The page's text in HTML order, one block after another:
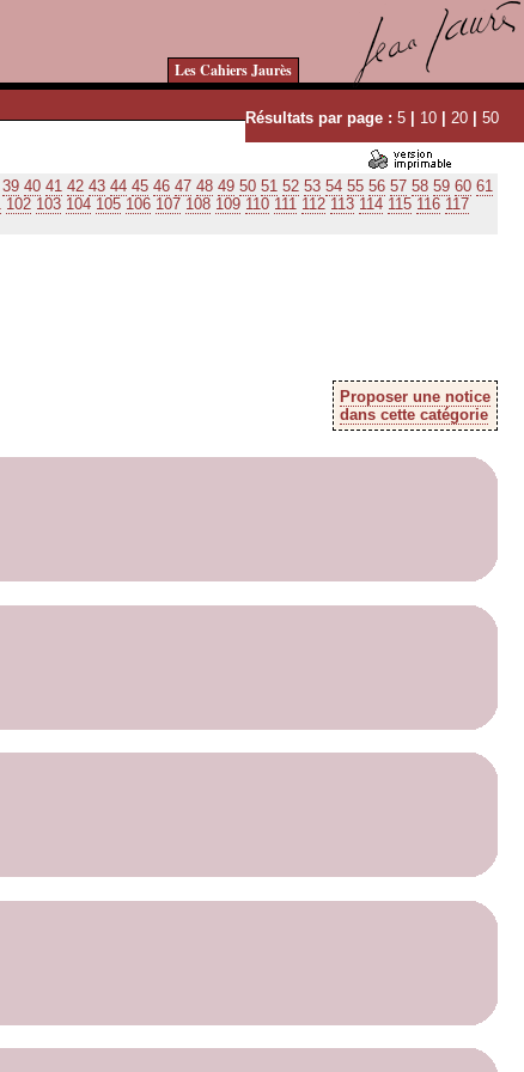
Les Cahiers Jaurès
Résultats par page : 5 | 10 | 20 | 50
39 40 41 42 43 44 45 46 47 48 49 50 51 52 53 54 55 56 57 58 59 60 61
102 103 104 105 106 107 108 109 110 111 112 113 114 115 116 117
Proposer une notice
dans cette catégorie